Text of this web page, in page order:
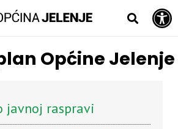
Open toolbar
Općine Jelenje
javnoj raspravi